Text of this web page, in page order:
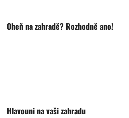
Oheň na zahradě? Rozhodně ano!
Hlavouni na vaši zahradu